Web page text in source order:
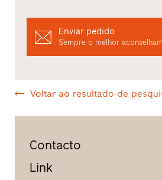
Enviar pedido
Sempre o melhor
Voltar ao resultado de
Contacto
Link